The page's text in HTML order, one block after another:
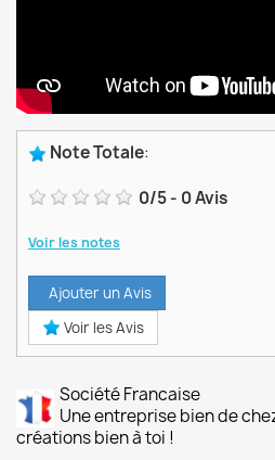
Note Totale:
0/5- 0Avis
Voir les notes
Ajouter un Avis
Voir les Avis
Société Francaise
Une entreprise bien de
créations bien à toi !